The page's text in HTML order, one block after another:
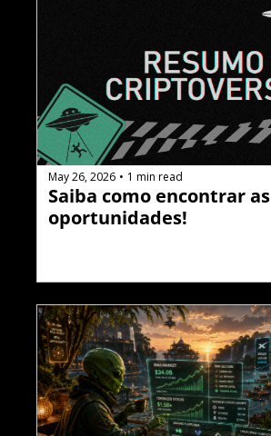
May 26, 2026 • 1 min read
Saiba como encontrar as
oportunidades!